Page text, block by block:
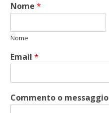
Nome *
Nome
Email *
Commento o messaggio